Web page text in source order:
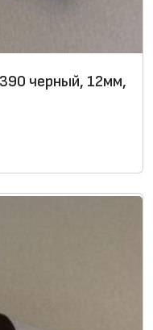
черный, 12мм,